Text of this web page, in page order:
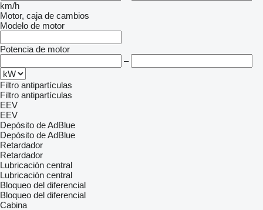
km/h
Motor, caja de cambios
Modelo de motor
Potencia de motor
–
Filtro antipartículas
Filtro antipartículas
EEV
EEV
Depósito de AdBlue
Depósito de AdBlue
Retardador
Retardador
Lubricación central
Lubricación central
Bloqueo del diferencial
Bloqueo del diferencial
Cabina